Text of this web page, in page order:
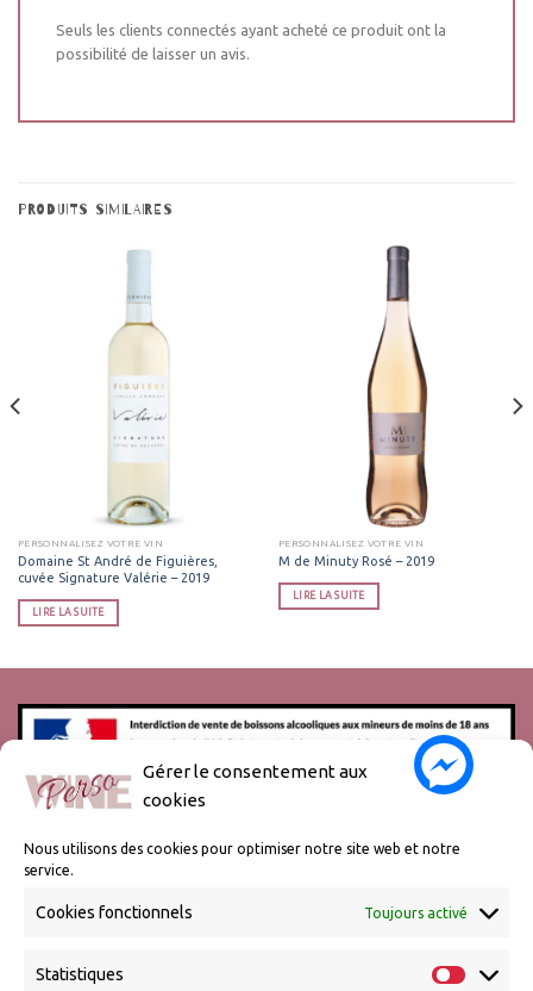
Gérer le consentement aux
cookies
Nous utilisons des cookies pour optimiser notre site web et notre
service.
Cookies fonctionnels Toujours activé
Statistiques
Seuls les clients connectés ayant acheté ce produit ont la
possibilité de laisser un avis.
PRODUITS SIMILAIRES
PERSONNALISEZ VOTRE VIN
Domaine St André de Figuières,
cuvée Signature Valérie – 2019
LIRE LA SUITE
PERSONNALISEZ VOTRE VIN
M de Minuty Rosé – 2019
LIRE LA SUITE
L’abus d’alcool est dangereux pour la santé, à consommer avec